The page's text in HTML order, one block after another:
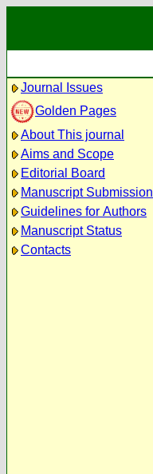
Journal Issues
Golden Pages
About This journal
Aims and Scope
Editorial Board
Manuscript Submission
Guidelines for Authors
Manuscript Status
Contacts